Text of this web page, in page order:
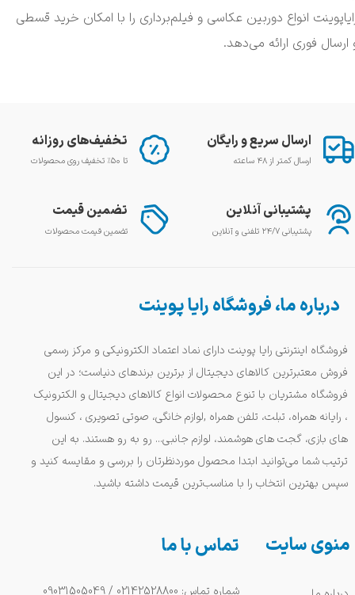
انواع دوربین عکاسی و فیلم‌برداری را با امکان خرید قسطی
ارسال فوری ارائه می‌دهد.
منوی سایت
درباره ما، فروشگاه رایا پوینت
فروشگاه اینترنتی رایا پوینت دارای نماد اعتماد الکترونیکی و مرکز رسمی
فروش معتبرترین کالاهای دیجیتال از برترین برندهای دنیاست؛ در این
فروشگاه مشتریان با تنوع محصولات انواع کالاهای دیجیتال و الکترونیک
، رایانه همراه، تبلت، تلفن همراه ,لوازم خانگی، صوتی تصویری ، کنسول
های بازی، گجت های هوشمند، لوازم جانبی... رو به رو هستند. به این
ترتیب شما می‌توانید ابتدا محصول موردنظرتان را بررسی و مقایسه کنید و
سپس بهترین انتخاب را با مناسب‌ترین قیمت داشته باشید.
ارسال سریع و رایگان
ارسال کمتر از ۴۸ ساعته
تخفیف‌های روزانه
تا ۵۰٪ تخفیف روی محصولات
پشتیبانی آنلاین
پشتیبانی ۲۴/۷ تلفنی و آنلاین
تضمین قیمت
تضمین قیمت محصولات
تماس با ما
شماره تماس: 02142528800 / 09031505049